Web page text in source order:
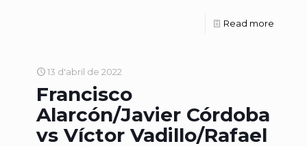
Read more
13 d'abril de 2022
Francisco
Alarcón/Javier Córdoba
vs Víctor Vadillo/Rafael